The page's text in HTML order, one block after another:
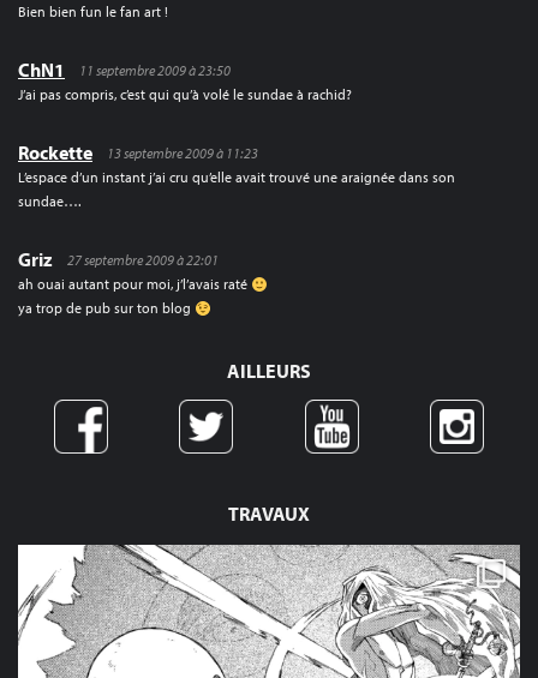
TRAVAUX
Bien bien fun le fan art !
ChN1
11 septembre 2009 à 23:50
J’ai pas compris, c’est qui qu’à volé le sundae à rachid?
Rockette
13 septembre 2009 à 11:23
L’espace d’un instant j’ai cru qu’elle avait trouvé une araignée dans son
sundae….
Griz
27 septembre 2009 à 22:01
ah ouai autant pour moi, j’l’avais raté
ya trop de pub sur ton blog
AILLEURS